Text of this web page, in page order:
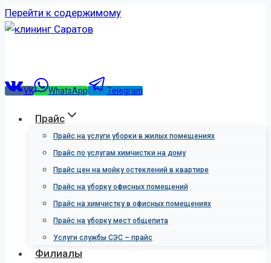
Перейти к содержимому
VK WhatsApp Telegram
Прайс
Прайс на услуги уборки в жилых помещениях
Прайс по услугам химчистки на дому
Прайс цен на мойку остеклений в квартире
Прайс на уборку офисных помещений
Прайс на химчистку в офисных помещениях
Прайс на уборку мест общепита
Услуги службы СЭС – прайс
Филиалы
Рассрочка на услугу на 3 месяца
Рассрочка на услугу на 6 месяцев